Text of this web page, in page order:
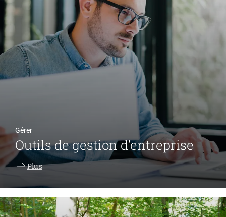
Gérer
Outils de gestion d’entreprise
Plus